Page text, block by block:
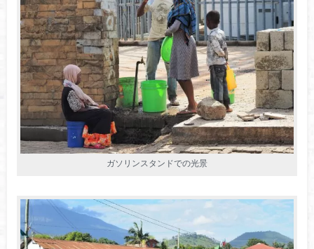
ガソリンスタンドでの光景